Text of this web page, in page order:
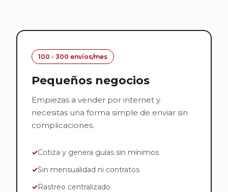
100 - 300 envíos/mes
Pequeños negocios
Empiezas a vender por internet y
necesitas una forma simple de enviar sin
complicaciones.
Cotiza y genera guías sin mínimos
Sin mensualidad ni contratos
Rastreo centralizado